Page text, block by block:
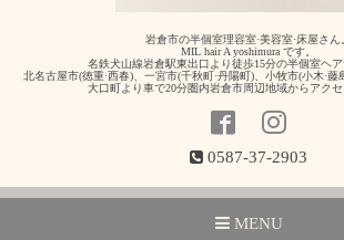
岩倉市の半個室理容室·美容室·床屋さん
MIL hair A yoshimura です。
名鉄犬山線岩倉駅東出口より徒歩15分の半個室ヘア
北名古屋市(徳重·西春)、一宮市(千秋町·丹陽町)、小牧市(小木·藤
大口町より車で20分圏内岩倉市周辺地域からアクセ
0587-37-2903
MENU